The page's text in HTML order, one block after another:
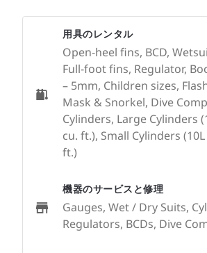
用具のレンタル
Open-heel fins, BCD,
Full-foot fins, Regulator,
– 5mm, Children sizes,
Mask & Snorkel, Dive
Cylinders, Large Cylinders
cu. ft.), Small Cylinders
ft.)
機器のサービスと修理
Gauges, Wet / Dry Suits,
Regulators, BCDs, Dive